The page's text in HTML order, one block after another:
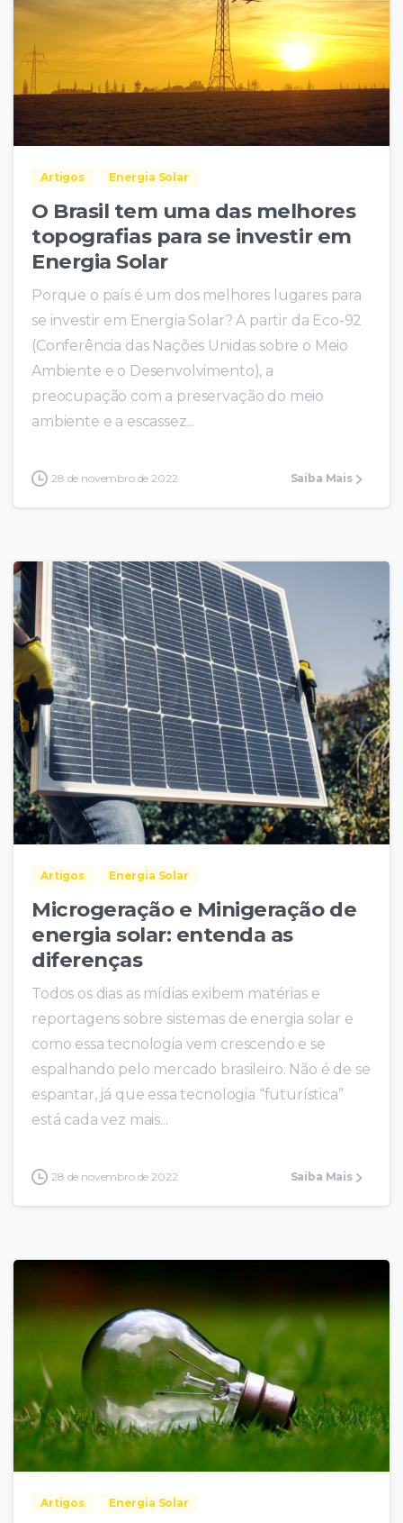
Artigos Energia Solar
O Brasil tem uma das melhores
topografias para se investir em
Energia Solar
Porque o país é um dos melhores lugares para
se investir em Energia Solar? A partir da Eco-92
(Conferência das Nações Unidas sobre o Meio
Ambiente e o Desenvolvimento), a
preocupação com a preservação do meio
ambiente e a escassez...
28 de novembro de 2022 Saiba Mais
Artigos Energia Solar
Microgeração e Minigeração de
energia solar: entenda as
diferenças
Todos os dias as mídias exibem matérias e
reportagens sobre sistemas de energia solar e
como essa tecnologia vem crescendo e se
espalhando pelo mercado brasileiro. Não é de se
espantar, já que essa tecnologia “futurística”
está cada vez mais...
28 de novembro de 2022 Saiba Mais
Artigos Energia Solar